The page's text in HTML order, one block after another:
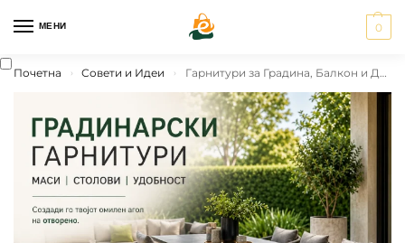
МЕНИ 0
Почетна › Совети и Идеи › Гарнитури за Градина, Балкон и Двор | Ратан, ПВЦ, Бамбус